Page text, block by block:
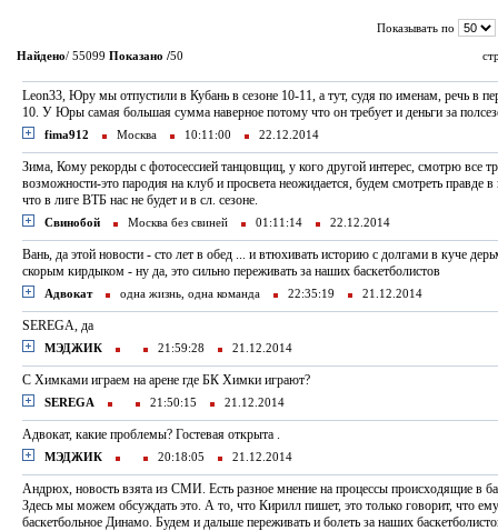
Показывать по
Найдено/ 55099 Показано /50
Leon33, Юру мы отпустили в Кубань в сезоне 10-11, а тут, судя по именам, речь в
10. У Юры самая большая сумма наверное потому что он требует и деньги за
fima912 Москва 10:11:00 22.12.2014
Зима, Кому рекорды с фотосессией танцовщиц, у кого другой интерес, смотрю все
возможности-это пародия на клуб и просвета неожидается, будем смотреть правде в
что в лиге ВТБ нас не будет и в сл. сезоне.
Свинобой Москва без свиней 01:11:14 22.12.2014
Вань, да этой новости - сто лет в обед ... и втюхивать историю с долгами в куче
скорым кирдыком - ну да, это сильно переживать за наших баскетболистов
Адвокат одна жизнь, одна команда 22:35:19 21.12.2014
SEREGA, да
МЭДЖИК 21:59:28 21.12.2014
С Химками играем на арене где БК Химки играют?
SEREGA 21:50:15 21.12.2014
Адвокат, какие проблемы? Гостевая открыта .
МЭДЖИК 20:18:05 21.12.2014
Андрюх, новость взята из СМИ. Есть разное мнение на процессы происходящие в
Здесь мы можем обсуждать это. А то, что Кирилл пишет, это только говорит, что
баскетбольное Динамо. Будем и дальше переживать и болеть за наших